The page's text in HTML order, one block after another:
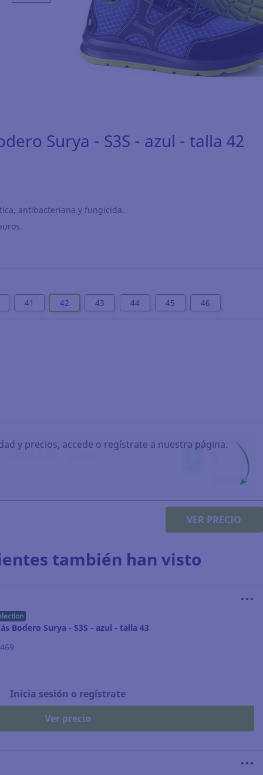
Surya - S3S - azul - talla 42
antibacteriana y fungicida.
41 42 43 44 45 46
y precios, accede o regístrate a nuestra página.
VER PRECIO
también han visto
Bodero Surya - S3S - azul - talla 43
Inicia sesión o regístrate
Ver precio